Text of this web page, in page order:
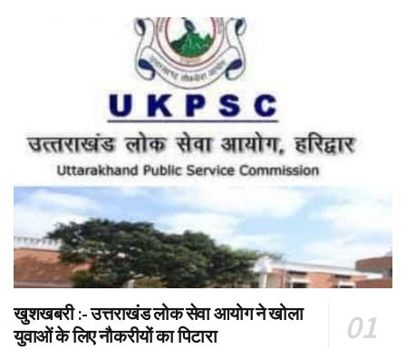
खुशखबरी :- उत्तराखंड लोक सेवा आयोग ने खोला
युवाओं के लिए नौकरीयों का पिटारा